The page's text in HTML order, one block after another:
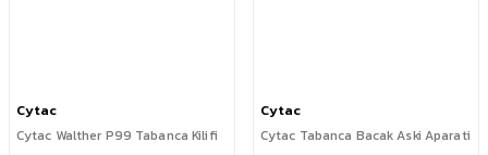
Cytac
Cytac Walther P99 Tabanca Kilifi
Cytac
Cytac Tabanca Bacak Aski Aparati